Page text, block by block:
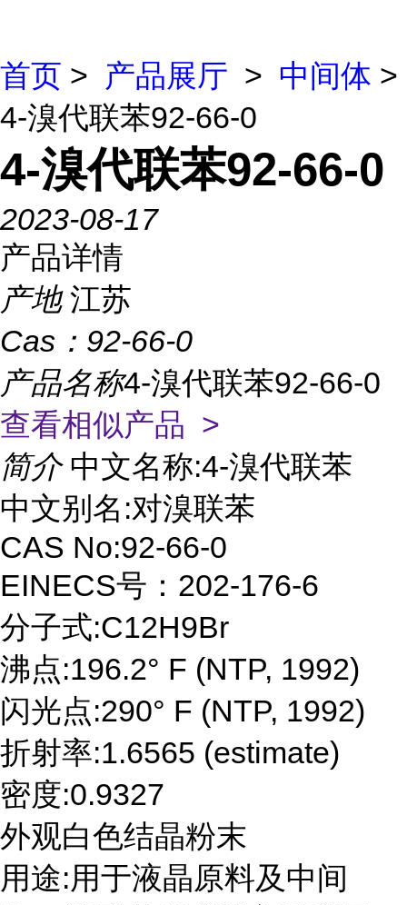
首页 > 产品展厅 > 中间体 >
4-溴代联苯92-66-0
4-溴代联苯92-66-0
2023-08-17
产品详情
产地 江苏
Cas： 92-66-0
产品名称4-溴代联苯92-66-0
查看相似产品 >
简介 中文名称:4-溴代联苯
中文别名:对溴联苯
CAS No:92-66-0
EINECS号：202-176-6
分子式:C12H9Br
沸点:196.2° F (NTP, 1992)
闪光点:290° F (NTP, 1992)
折射率:1.6565 (estimate)
密度:0.9327
外观白色结晶粉末
用途:用于液晶原料及中间